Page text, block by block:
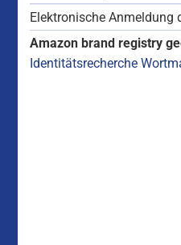
Elektronische Anmeldung
Amazon brand registry
Identitätsrecherche